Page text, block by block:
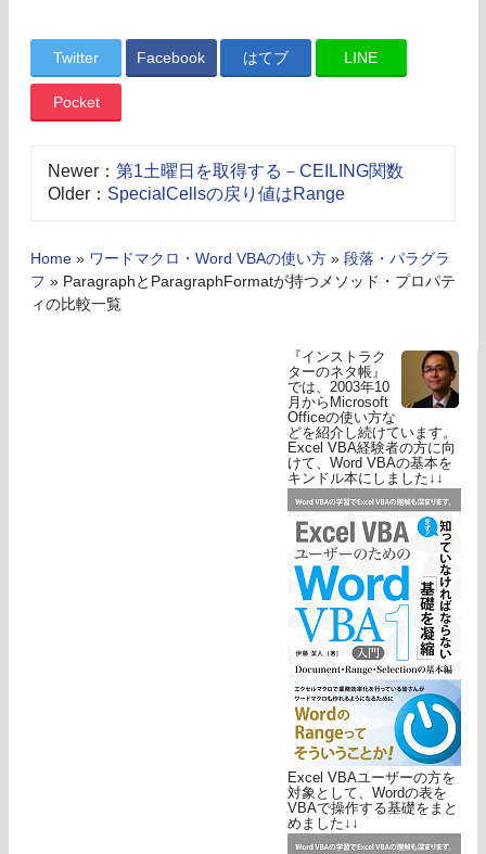
Twitter Facebook はてブ LINE
Pocket
Newer： 第1土曜日を取得する－CEILING関数
Older： SpecialCellsの戻り値はRange
Home » ワードマクロ・Word VBAの使い方 » 段落・パラグラ
フ » ParagraphとParagraphFormatが持つメソッド・プロパテ
ィの比較一覧
『インストラク
ターのネタ帳』
では、2003年10
月からMicrosoft
Officeの使い方な
どを紹介し続けています。
Excel VBA経験者の方に向
けて、Word VBAの基本を
キンドル本にしました↓↓
Excel VBAユーザーの方を
対象として、Wordの表を
VBAで操作する基礎をまと
めました↓↓